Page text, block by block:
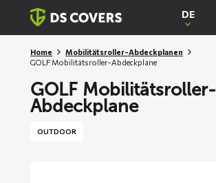
Skiplinks
DE
Home
Mobilitätsroller-Abdeckplanen
GOLF Mobilitätsroller-Abdeckplane
GOLF Mobilitätsroller-
Abdeckplane
OUTDOOR